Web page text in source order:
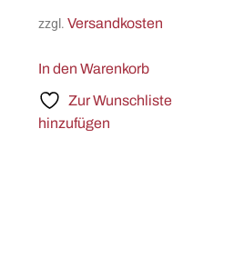
zzgl. Versandkosten
In den Warenkorb
Zur Wunschliste
hinzufügen